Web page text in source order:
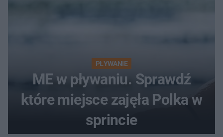
PŁYWANIE
ME w pływaniu. Sprawdź
które miejsce zajęła Polka w
sprincie